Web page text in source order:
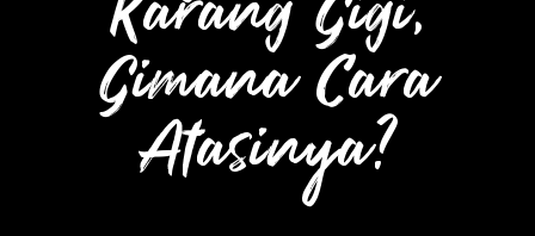
Gimana Cara
Atasinya?